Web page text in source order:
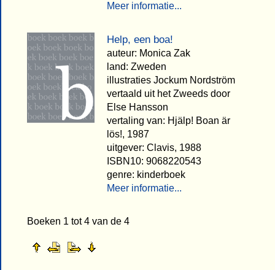
Meer informatie...
Help, een boa!
auteur: Monica Zak
land: Zweden
illustraties Jockum Nordström
vertaald uit het Zweeds door
Else Hansson
vertaling van: Hjälp! Boan är
lös!, 1987
uitgever: Clavis, 1988
ISBN10: 9068220543
genre: kinderboek
Meer informatie...
Boeken 1 tot 4 van de 4